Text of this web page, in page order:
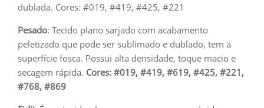
dublada. Cores: #019, #419, #425, #221
Pesado: Tecido plano sarjado com acabamento
peletizado que pode ser sublimado e dublado, tem a
superfície fosca. Possui alta densidade, toque macio e
secagem rápida. Cores: #019, #419, #619, #425, #221,
#768, #869